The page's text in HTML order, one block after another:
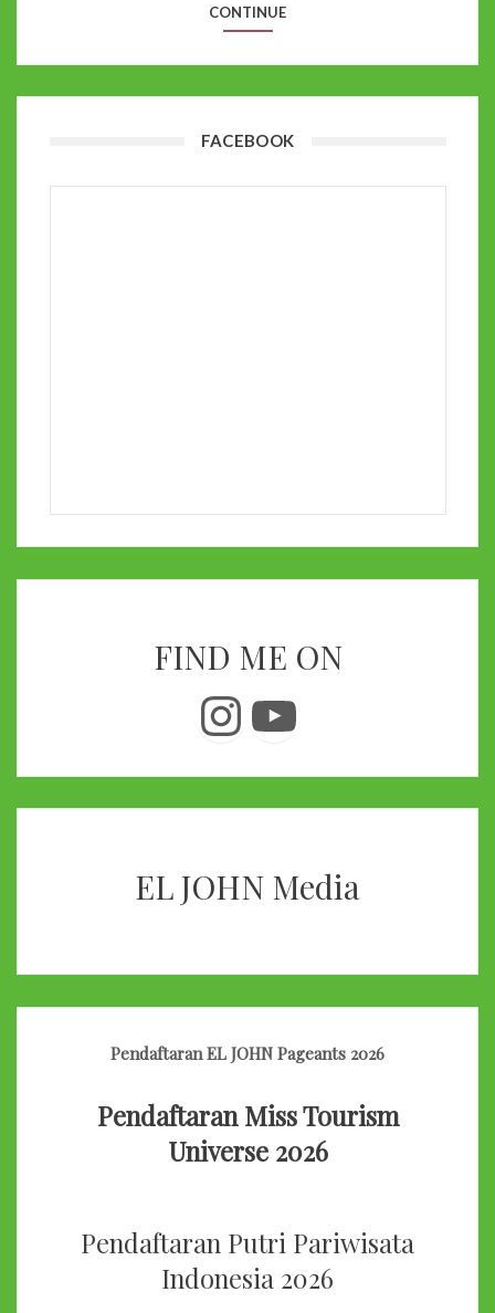
CONTINUE
FACEBOOK
FIND ME ON
Instagram
YouTube
EL JOHN Media
Pendaftaran EL JOHN Pageants 2026
Pendaftaran Miss Tourism
Universe 2026
Pendaftaran Putri Pariwisata
Indonesia 2026